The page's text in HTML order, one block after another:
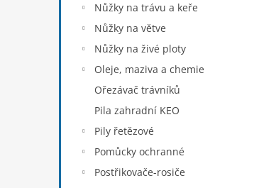
Nůžky na trávu a keře
Nůžky na větve
Nůžky na živé ploty
Oleje, maziva a chemie
Ořezávač trávníků
Pila zahradní KEO
Pily řetězové
Pomůcky ochranné
Postřikovače-rosiče